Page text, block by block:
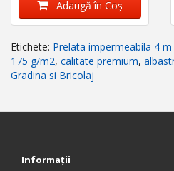
Adaugă în Coş
Etichete: Prelata impermeabila 4
175 g/m2, calitate premium,
Gradina si Bricolaj
Informaţii